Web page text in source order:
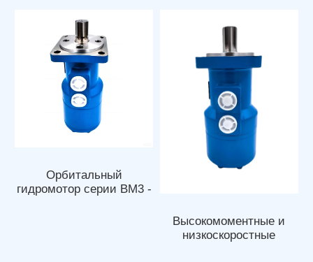
Орбитальный
гидромотор серии BM3 -
Высокомоментные и
низкоскоростные